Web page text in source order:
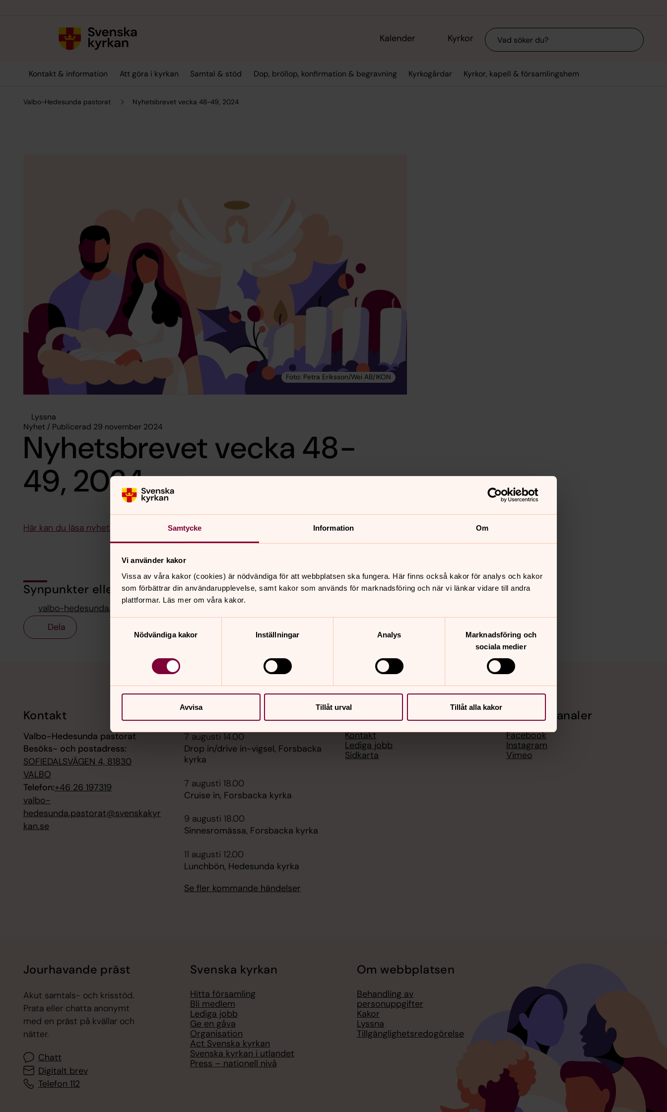
Samtycke Information Om
Vi använder kakor
Vissa av våra kakor (cookies) är nödvändiga för att webbplatsen ska fungera. Här finns också kakor för analys och kakor
som förbättrar din användarupplevelse, samt kakor som används för marknadsföring och när vi länkar vidare till andra
plattformar. Läs mer om våra kakor.
Nödvändiga kakor
Inställningar Analys
Marknadsföring och
sociala medier
Avvisa Tillåt urval Tillåt alla kakor
Kalender Kyrkor Sök
Kontakt & information Att göra i kyrkan Samtal & stöd Dop, bröllop, konfirmation & begravning Kyrkogårdar Kyrkor, kapell & församlingshem
Valbo-Hedesunda pastorat Nyhetsbrevet vecka 48-49, 2024
Lyssna
Nyhet / Publicerad 29 november 2024
Nyhetsbrevet vecka 48-
49, 2024
Här kan du läsa nyhetsbrevet för vecka 48-49
Synpunkter eller frågor på sidans innehåll?
valbo-hedesunda.pastorat@svenskakyrkan.se
Dela
Kontakt
Valbo-Hedesunda pastorat
Besöks- och postadress:
SOFIEDALSVÄGEN 4, 81830
VALBO
Telefon:+46 26 197319
valbo-
hedesunda.pastorat@svenskakyr
kan.se
7 augusti 14.00
Drop in/drive in-vigsel, Forsbacka
kyrka
7 augusti 18.00
Cruise in, Forsbacka kyrka
9 augusti 18.00
Sinnesromässa, Forsbacka kyrka
11 augusti 12.00
Lunchbön, Hedesunda kyrka
Se fler kommande händelser
Hitta snabbt
Kontakt
Lediga jobb
Sidkarta
Sociala kanaler
Facebook
Instagram
Vimeo
Jourhavande präst
Akut samtals- och krisstöd.
Prata eller chatta anonymt
med en präst på kvällar och
nätter.
Chatt
Digitalt brev
Telefon 112
Svenska kyrkan
Hitta församling
Bli medlem
Lediga jobb
Ge en gåva
Organisation
Act Svenska kyrkan
Svenska kyrkan i utlandet
Press – nationell nivå
Om webbplatsen
Behandling av
personuppgifter
Kakor
Lyssna
Tillgänglighetsredogörelse